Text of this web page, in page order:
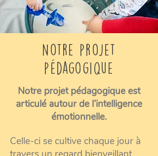
Notre projet
pédagogique
Notre projet pédagogique est
articulé autour de l’intelligence
émotionnelle.
Celle-ci se cultive chaque jour à